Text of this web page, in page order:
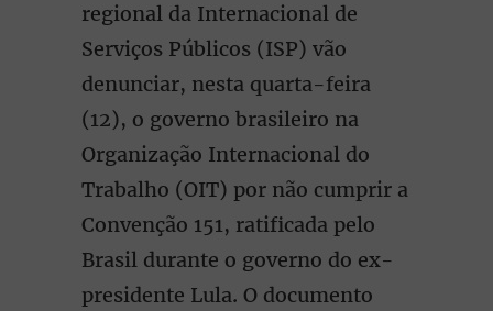
regional da Internacional de
Serviços Públicos (ISP) vão
denunciar, nesta quarta-feira
(12), o governo brasileiro na
Organização Internacional do
Trabalho (OIT) por não cumprir a
Convenção 151, ratificada pelo
Brasil durante o governo do ex-
presidente Lula. O documento